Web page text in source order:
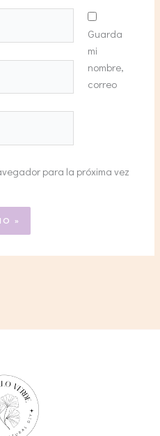
Guarda
mi
nombre,
correo
para la próxima vez